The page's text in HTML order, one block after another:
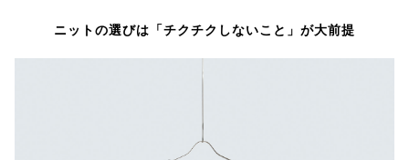
ニットの選びは「チクチクしないこと」が大前提